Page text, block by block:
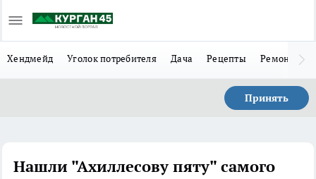
Хендмейд Уголок потребителя Дача Рецепты Ремонт
Принять
Нашли "Ахиллесову пяту" самого